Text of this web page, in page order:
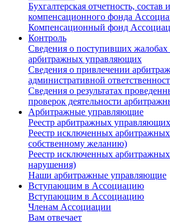
Бухгалтерская отчетность, состав
компенсационного фонда
Компенсационный фонд
Контроль
Сведения о поступивших жалобах
арбитражных управляющих
Сведения о привлечении
административной
Сведения о результатах
проверок деятельности
Арбитражные управляющие
Реестр арбитражных управляющих
Реестр исключенных
собственному желанию)
Реестр исключенных
нарушения)
Наши арбитражные управляющие
Вступающим в Ассоциацию
Вступающим в Ассоциацию
Членам Ассоциации
Вам отвечает